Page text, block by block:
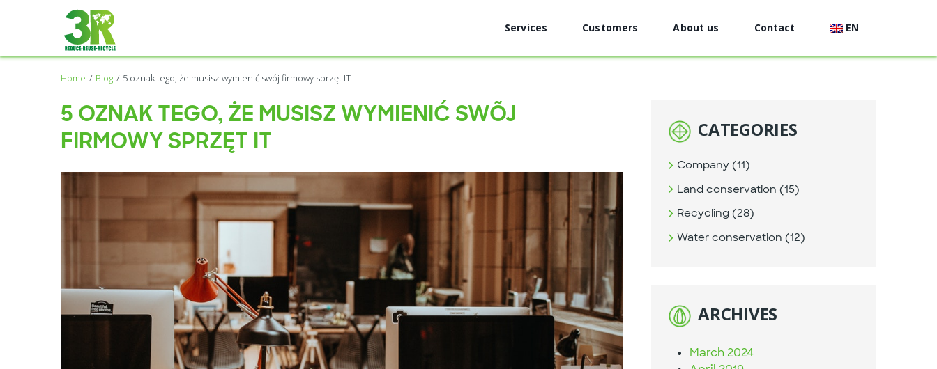
Services Customers About us Contact EN
Home Blog 5 oznak tego, że musisz wymienić swój firmowy sprzęt IT
5 OZNAK TEGO, ŻE MUSISZ WYMIENIĆ SWÓJ
FIRMOWY SPRZĘT IT
CATEGORIES
Company (11)
Land conservation (15)
Recycling (28)
Water conservation (12)
ARCHIVES
March 2024